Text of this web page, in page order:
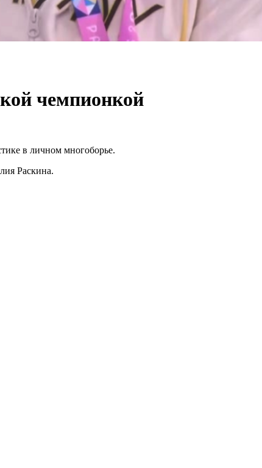
чемпионкой
в личном многоборье.
Раскина.